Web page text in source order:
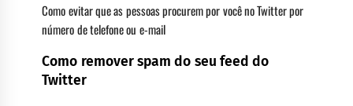
Como evitar que as pessoas procurem por você no Twitter por
número de telefone ou e-mail
Como remover spam do seu feed do
Twitter